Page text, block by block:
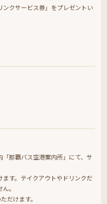
クサービス券」をプレゼントい
那覇バス空港案内所」にて、サ
す。テイクアウトやドリンクだ
。
だけます。